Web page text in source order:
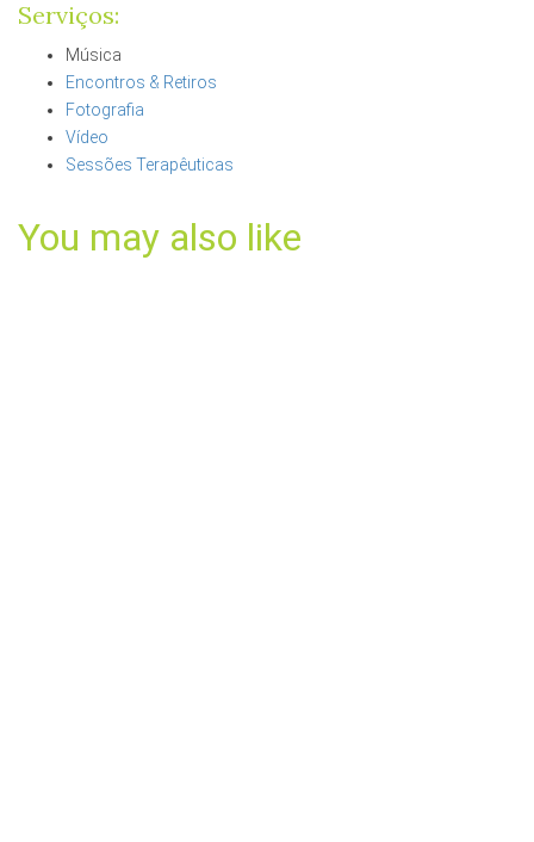
Serviços:
Música
Encontros & Retiros
Fotografia
Vídeo
Sessões Terapêuticas
You may also like